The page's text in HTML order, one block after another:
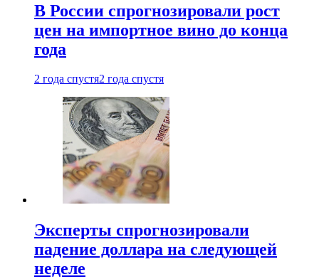
В России спрогнозировали рост
цен на импортное вино до конца
года
2 года спустя2 года спустя
Эксперты спрогнозировали
падение доллара на следующей
неделе